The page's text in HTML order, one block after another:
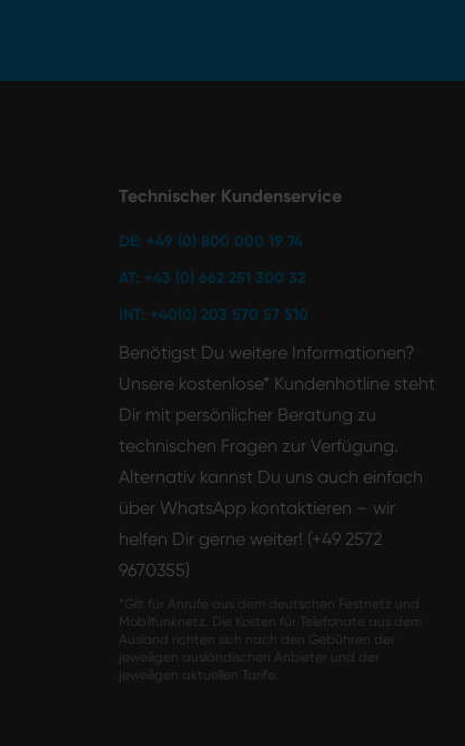
Technischer Kundenservice
DE: +49 (0) 800 000 19 74
AT: +43 (0) 662 251 300 32
INT: +40(0) 203 570 57 510
Benötigst Du weitere Informationen?
Unsere kostenlose* Kundenhotline steht
Dir mit persönlicher Beratung zu
technischen Fragen zur Verfügung.
Alternativ kannst Du uns auch einfach
über WhatsApp kontaktieren – wir
helfen Dir gerne weiter! (+49 2572
9670355)
*Gilt für Anrufe aus dem deutschen Festnetz und
Mobilfunknetz. Die Kosten für Telefonate aus dem
Ausland richten sich nach den Gebühren der
jeweiligen ausländischen Anbieter und der
jeweiligen aktuellen Tarife.